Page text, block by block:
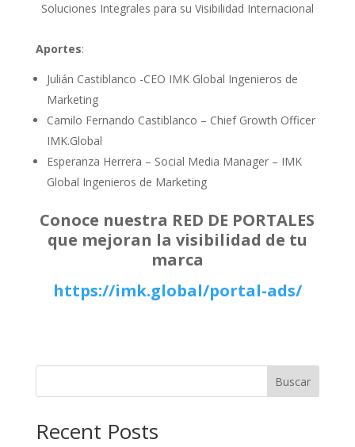
Soluciones Integrales para su Visibilidad Internacional
Aportes:
Julián Castiblanco -CEO IMK Global Ingenieros de
Marketing
Camilo Fernando Castiblanco – Chief Growth Officer
IMK.Global
Esperanza Herrera – Social Media Manager – IMK
Global Ingenieros de Marketing
Conoce nuestra RED DE PORTALES
que mejoran la visibilidad de tu
marca
https://imk.global/portal-ads/
Buscar
Recent Posts